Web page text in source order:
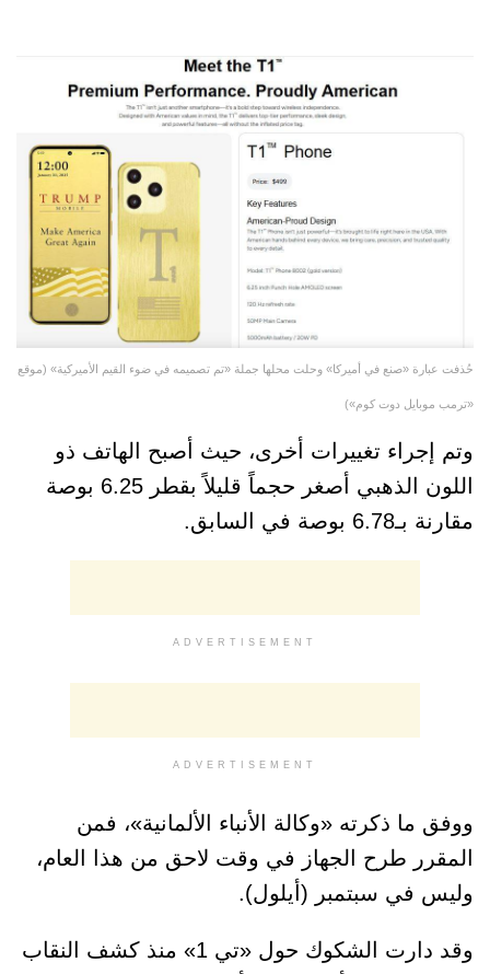
حُذفت عبارة «صنع في أميركا» وحلت محلها جملة «تم تصميمه في ضوء القيم الأميركية» (موقع
«ترمب موبايل دوت كوم»)
وتم إجراء تغييرات أخرى، حيث أصبح الهاتف ذو
اللون الذهبي أصغر حجماً قليلاً بقطر 6.25 بوصة
مقارنة بـ6.78 بوصة في السابق.
ADVERTISEMENT
ADVERTISEMENT
ووفق ما ذكرته «وكالة الأنباء الألمانية»، فمن
المقرر طرح الجهاز في وقت لاحق من هذا العام،
وليس في سبتمبر (أيلول).
وقد دارت الشكوك حول «تي 1» منذ كشف النقاب